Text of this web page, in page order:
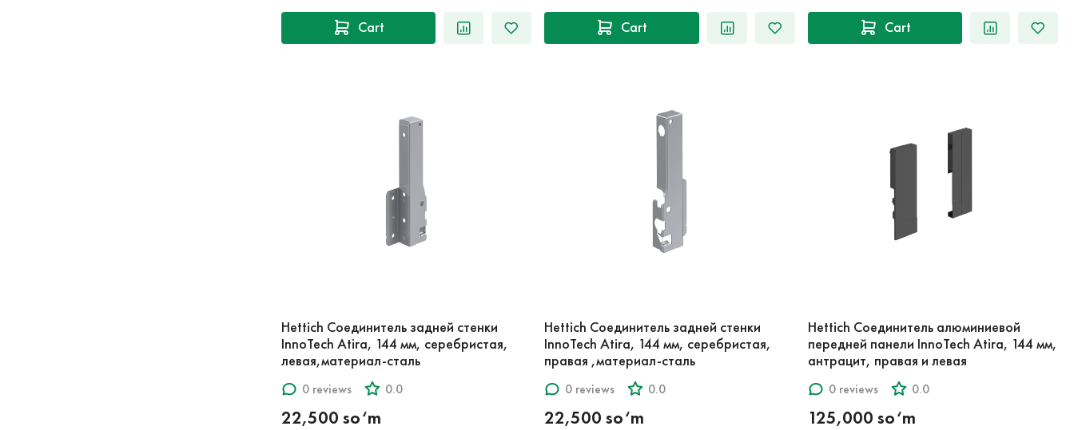
Cart Cart Cart
Hettich Соединитель задней стенки
InnoTech Atira, 144 мм, серебристая,
левая,материал-сталь
0 reviews 0.0
22,500 so‘m
Hettich Соединитель задней стенки
InnoTech Atira, 144 мм, серебристая,
правая ,материал-сталь
0 reviews 0.0
22,500 so‘m
Hettich Соединитель алюминиевой
передней панели InnoTech Atira, 144 мм,
антрацит, правая и левая
0 reviews 0.0
125,000 so‘m